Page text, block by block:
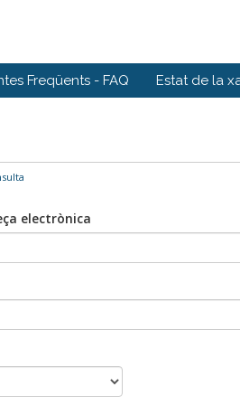
Freqüents - FAQ Estat de la
electrònica